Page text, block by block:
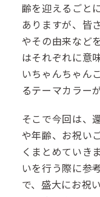
齢を迎えるごと
ありますが、皆
やその由来など
はそれぞれに意
いちゃんちゃん
るテーマカラー
そこで今回は、
や年齢、お祝い
くまとめていき
いを行う際に参
で、盛大にお祝